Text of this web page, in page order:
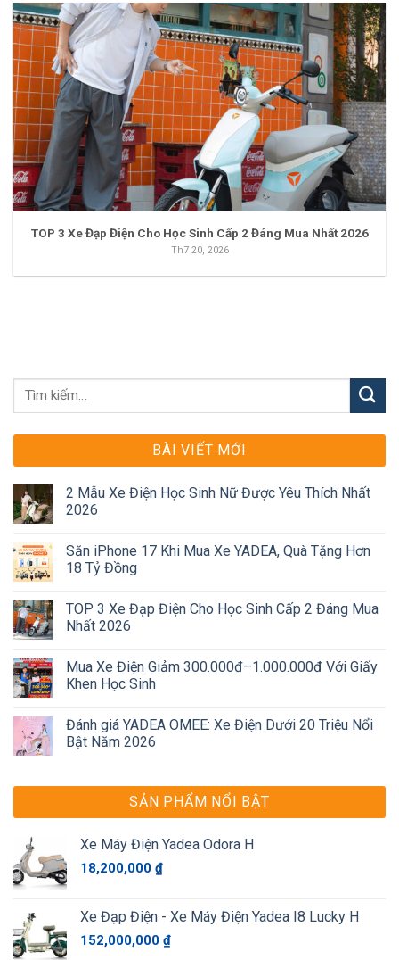
TOP 3 Xe Đạp Điện Cho Học Sinh Cấp 2 Đáng Mua Nhất 2026
Th7 20, 2026
BÀI VIẾT MỚI
2 Mẫu Xe Điện Học Sinh Nữ Được Yêu Thích Nhất
2026
Săn iPhone 17 Khi Mua Xe YADEA, Quà Tặng Hơn
18 Tỷ Đồng
TOP 3 Xe Đạp Điện Cho Học Sinh Cấp 2 Đáng Mua
Nhất 2026
Mua Xe Điện Giảm 300.000đ–1.000.000đ Với Giấy
Khen Học Sinh
Đánh giá YADEA OMEE: Xe Điện Dưới 20 Triệu Nổi
Bật Năm 2026
SẢN PHẨM NỔI BẬT
Xe Máy Điện Yadea Odora H
18,200,000 ₫
Xe Đạp Điện - Xe Máy Điện Yadea I8 Lucky H
152,000,000 ₫